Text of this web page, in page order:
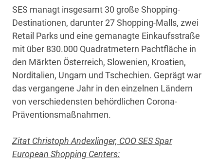
SES managt insgesamt 30 große Shopping-
Destinationen, darunter 27 Shopping-Malls, zwei
Retail Parks und eine gemanagte Einkaufsstraße
mit über 830.000 Quadratmetern Pachtfläche in
den Märkten Österreich, Slowenien, Kroatien,
Norditalien, Ungarn und Tschechien. Geprägt war
das vergangene Jahr in den einzelnen Ländern
von verschiedensten behördlichen Corona-
Präventionsmaßnahmen.
Zitat Christoph Andexlinger, COO SES Spar
European Shopping Centers: